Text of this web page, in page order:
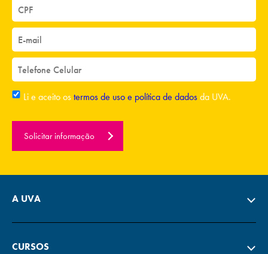
Li e aceito ostermos de uso e política de dadosda UVA.
Solicitar informação
A UVA
CURSOS